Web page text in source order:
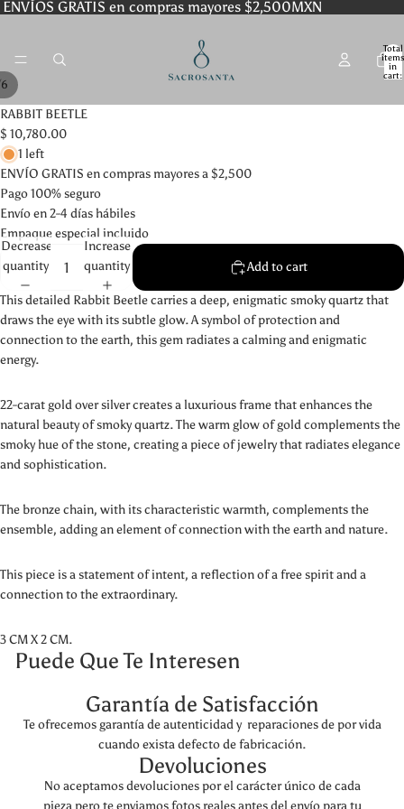
ENVÍOS GRATIS en compras mayores $2,500MXN
Total
items
in
cart:
6
RABBIT BEETLE
$ 10,780.00
1 left
ENVÍO GRATIS en compras mayores a $2,500
Pago 100% seguro
Envío en 2-4 días hábiles
Empaque especial incluido
Decrease
quantity
Increase
quantity
Add to cart
This detailed Rabbit Beetle carries a deep, enigmatic smoky quartz that
draws the eye with its subtle glow. A symbol of protection and
connection to the earth, this gem radiates a calming and enigmatic
energy.
22-carat gold over silver creates a luxurious frame that enhances the
natural beauty of smoky quartz. The warm glow of gold complements the
smoky hue of the stone, creating a piece of jewelry that radiates elegance
and sophistication.
The bronze chain, with its characteristic warmth, complements the
ensemble, adding an element of connection with the earth and nature.
This piece is a statement of intent, a reflection of a free spirit and a
connection to the extraordinary.
3 CM X 2 CM.
Puede Que Te Interesen
Garantía de Satisfacción
Te ofrecemos garantía de autenticidad y reparaciones de por vida
cuando exista defecto de fabricación.
Devoluciones
No aceptamos devoluciones por el carácter único de cada
pieza pero te enviamos fotos reales antes del envío para tu